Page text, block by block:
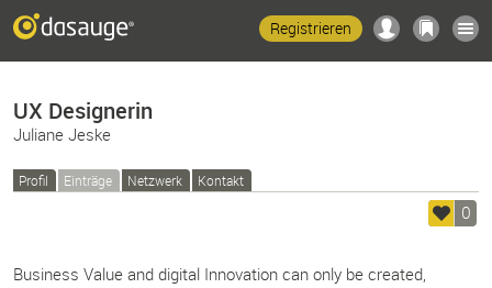
Registrieren
UX Designerin
Juliane Jeske
Profil Einträge Netzwerk Kontakt
0
Business Value and digital Innovation can only be created,